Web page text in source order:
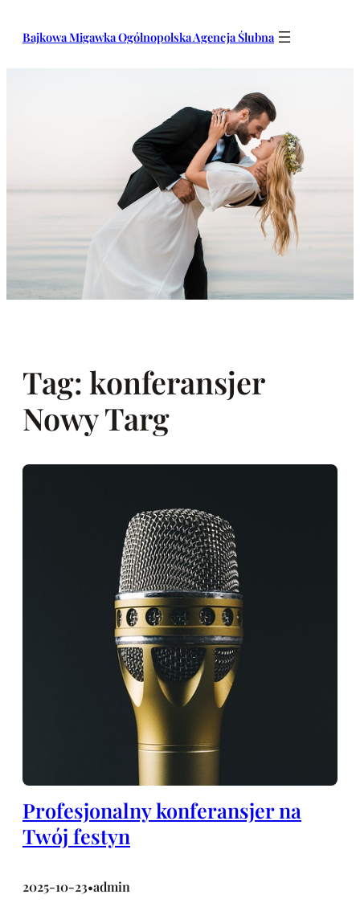
Bajkowa Migawka Ogólnopolska Agencja Ślubna
Tag: konferansjer
Nowy Targ
Profesjonalny konferansjer na
Twój festyn
2025-10-23•admin